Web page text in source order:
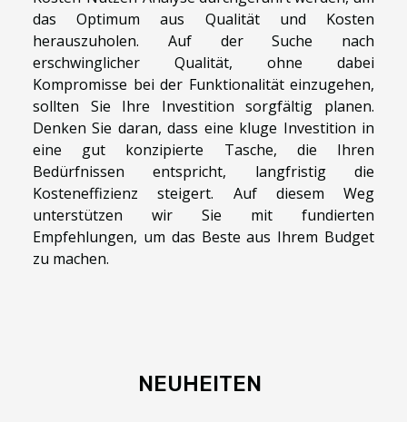
das Optimum aus Qualität und Kosten
herauszuholen. Auf der Suche nach
erschwinglicher Qualität, ohne dabei
Kompromisse bei der Funktionalität einzugehen,
sollten Sie Ihre Investition sorgfältig planen.
Denken Sie daran, dass eine kluge Investition in
eine gut konzipierte Tasche, die Ihren
Bedürfnissen entspricht, langfristig die
Kosteneffizienz steigert. Auf diesem Weg
unterstützen wir Sie mit fundierten
Empfehlungen, um das Beste aus Ihrem Budget
zu machen.
NEUHEITEN